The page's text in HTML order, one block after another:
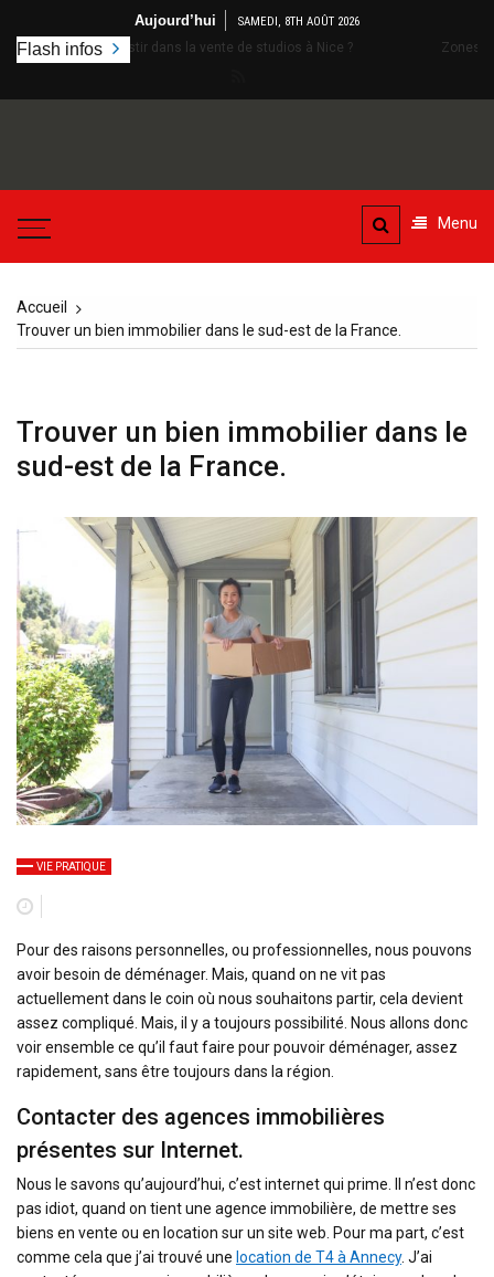
contenu
Aujourd’hui SAMEDI, 8TH AOÛT 2026
Flash infos
investir dans la vente de studios à Nice ? Zones protégées en
Menu
Accueil
Trouver un bien immobilier dans le sud-est de la France.
Trouver un bien immobilier dans le
sud-est de la France.
VIE PRATIQUE
Pour des raisons personnelles, ou professionnelles, nous pouvons
avoir besoin de déménager. Mais, quand on ne vit pas
actuellement dans le coin où nous souhaitons partir, cela devient
assez compliqué. Mais, il y a toujours possibilité. Nous allons donc
voir ensemble ce qu’il faut faire pour pouvoir déménager, assez
rapidement, sans être toujours dans la région.
Contacter des agences immobilières
présentes sur Internet.
Nous le savons qu’aujourd’hui, c’est internet qui prime. Il n’est donc
pas idiot, quand on tient une agence immobilière, de mettre ses
biens en vente ou en location sur un site web. Pour ma part, c’est
comme cela que j’ai trouvé une location de T4 à Annecy. J’ai